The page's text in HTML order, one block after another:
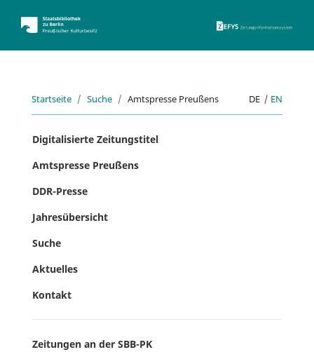
Startseite Suche Amtspresse Preußens DE | EN
Digitalisierte Zeitungstitel
Amtspresse Preußens
DDR-Presse
Jahresübersicht
Suche
Aktuelles
Kontakt
Zeitungen an der SBB-PK